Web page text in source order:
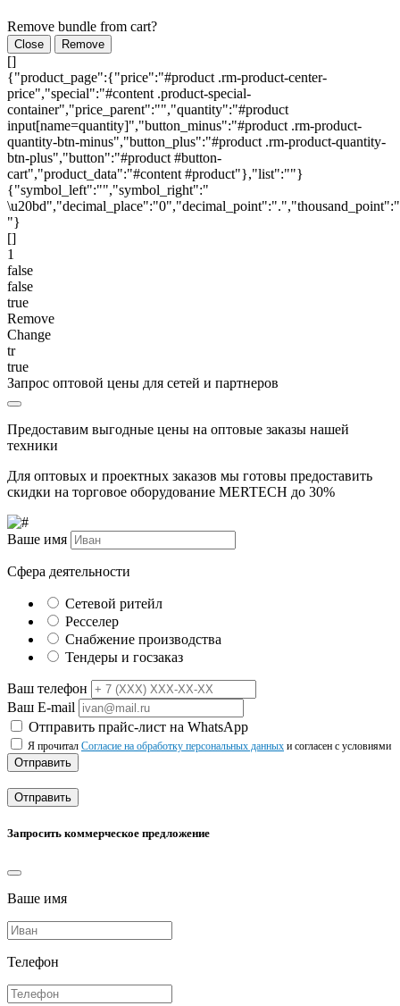
Remove bundle from cart?
Close Remove
[]
{"product_page":{"price":"#product .rm-product-center-
price","special":"#content .product-special-
container","price_parent":"","quantity":"#product
input[name=quantity]","button_minus":"#product .rm-product-
quantity-btn-minus","button_plus":"#product .rm-product-quantity-
btn-plus","button":"#product #button-
cart","product_data":"#content #product"},"list":""}
{"symbol_left":"","symbol_right":"
\u20bd","decimal_place":"0","decimal_point":".","thousand_point":"
"}
[]
1
false
false
true
Remove
Change
tr
true
Запрос оптовой цены для сетей и партнеров
Предоставим выгодные цены на оптовые заказы нашей
техники
Для оптовых и проектных заказов мы готовы предоставить
скидки на торговое оборудование MERTECH до 30%
Ваше имя
Сфера деятельности
Сетевой ритейл
Ресселер
Снабжение производства
Тендеры и госзаказ
Ваш телефон
Ваш E-mail
Отправить прайс-лист на WhatsApp
Я прочитал Согласие на обработку персональных данных и согласен с условиями
Отправить
Отправить
Запросить коммерческое предложение
Ваше имя
Телефон